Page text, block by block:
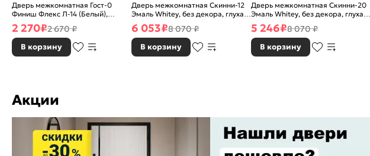
Дверь межкомнатная Гост-0
Финиш Флекс Л-14 (Белый),
глухая, каркасно-щитовая
2 270₽2 670 ₽
В корзину
Дверь межкомнатная Скинни-12
Эмаль Whitey, без декора, глухая,
без стекла, без кромки, скиновая
6 053₽8 070 ₽
В корзину
Дверь межкомнатная Скинни-20
Эмаль Whitey, без декора, глухая,
без стекла, без кромки, скиновая
5 246₽8 070 ₽
В корзину
Акции